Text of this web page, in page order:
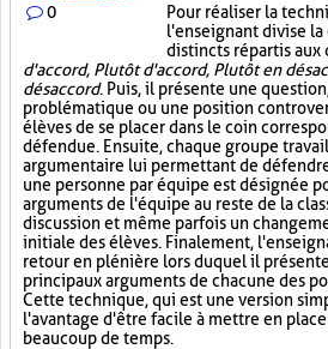
0 Pour réaliser la
l'enseignant divise la
distincts répartis aux
d'accord, Plutôt d'accord, Plutôt en
désaccord. Puis, il présente une
problématique ou une position
élèves de se placer dans le coin
défendue. Ensuite, chaque groupe
argumentaire lui permettant de
une personne par équipe est désignée
arguments de l'équipe au reste de la
discussion et même parfois un
initiale des élèves. Finalement,
retour en plénière lors duquel il
principaux arguments de chacune des
Cette technique, qui est une version
l'avantage d'être facile à mettre en
beaucoup de temps.